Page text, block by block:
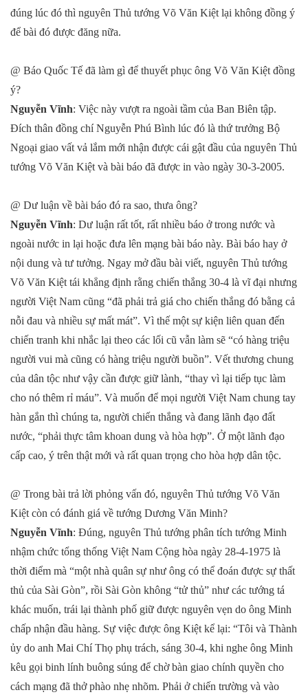
đúng lúc đó thì nguyên Thủ tướng Võ Văn Kiệt lại không đồng ý
để bài đó được đăng nữa.
@ Báo Quốc Tế đã làm gì để thuyết phục ông Võ Văn Kiệt đồng
ý?
Nguyễn Vĩnh: Việc này vượt ra ngoài tầm của Ban Biên tập.
Đích thân đồng chí Nguyễn Phú Bình lúc đó là thứ trưởng Bộ
Ngoại giao vất vả lắm mới nhận được cái gật đầu của nguyên Thủ
tướng Võ Văn Kiệt và bài báo đã được in vào ngày 30-3-2005.
@ Dư luận về bài báo đó ra sao, thưa ông?
Nguyễn Vĩnh: Dư luận rất tốt, rất nhiều báo ở trong nước và
ngoài nước in lại hoặc đưa lên mạng bài báo này. Bài báo hay ở
nội dung và tư tưởng. Ngay mở đầu bài viết, nguyên Thủ tướng
Võ Văn Kiệt tái khẳng định rằng chiến thắng 30-4 là vĩ đại nhưng
người Việt Nam cũng “đã phải trả giá cho chiến thắng đó bằng cả
nỗi đau và nhiều sự mất mát”. Vì thế một sự kiện liên quan đến
chiến tranh khi nhắc lại theo các lối cũ vẫn làm sẽ “có hàng triệu
người vui mà cũng có hàng triệu người buồn”. Vết thương chung
của dân tộc như vậy cần được giữ lành, “thay vì lại tiếp tục làm
cho nó thêm rỉ máu”. Và muốn để mọi người Việt Nam chung tay
hàn gắn thì chúng ta, người chiến thắng và đang lãnh đạo đất
nước, “phải thực tâm khoan dung và hòa hợp”. Ở một lãnh đạo
cấp cao, ý trên thật mới và rất quan trọng cho hòa hợp dân tộc.
@ Trong bài trả lời phỏng vấn đó, nguyên Thủ tướng Võ Văn
Kiệt còn có đánh giá về tướng Dương Văn Minh?
Nguyễn Vĩnh: Đúng, nguyên Thủ tướng phân tích tướng Minh
nhậm chức tổng thống Việt Nam Cộng hòa ngày 28-4-1975 là
thời điểm mà “một nhà quân sự như ông có thể đoán được sự thất
thủ của Sài Gòn”, rồi Sài Gòn không “tử thủ” như các tướng tá
khác muốn, trái lại thành phố giữ được nguyên vẹn do ông Minh
chấp nhận đầu hàng. Sự việc được ông Kiệt kể lại: “Tôi và Thành
ủy do anh Mai Chí Thọ phụ trách, sáng 30-4, khi nghe ông Minh
kêu gọi binh lính buông súng để chờ bàn giao chính quyền cho
cách mạng đã thở phào nhẹ nhõm. Phải ở chiến trường và vào